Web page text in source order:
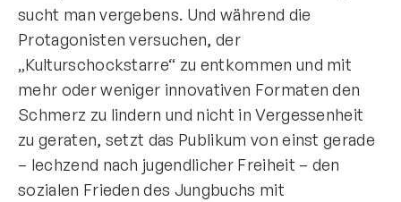
sucht man vergebens. Und während die
Protagonisten versuchen, der
„Kulturschockstarre“ zu entkommen und mit
mehr oder weniger innovativen Formaten den
Schmerz zu lindern und nicht in Vergessenheit
zu geraten, setzt das Publikum von einst gerade
– lechzend nach jugendlicher Freiheit – den
sozialen Frieden des Jungbuchs mit